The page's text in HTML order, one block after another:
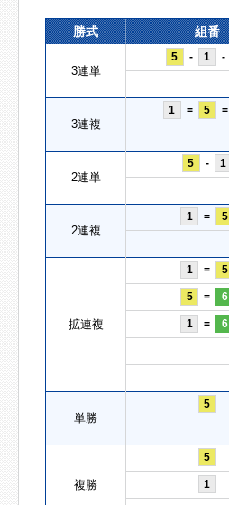
勝式 組番
3連単
5 - 1 -
3連複
1 = 5 =
2連単
5 - 1
2連複
1 = 5
拡連複
1 = 5
5 = 6
1 = 6
単勝
5
複勝
5
1